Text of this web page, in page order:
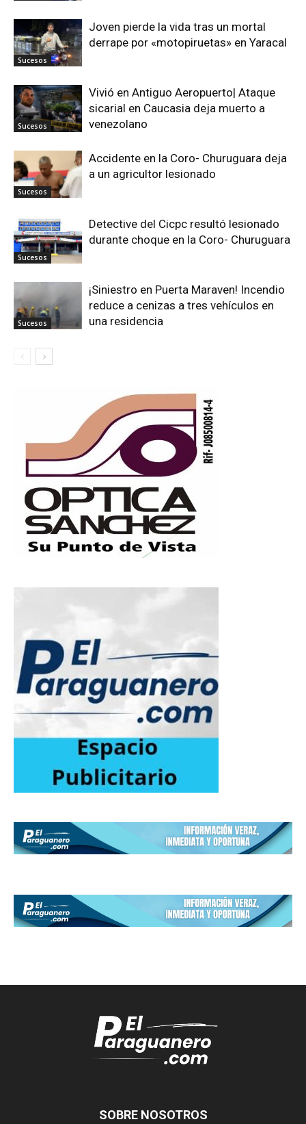
Sucesos
Joven pierde la vida tras un mortal
derrape por «motopiruetas» en Yaracal
Sucesos
Vivió en Antiguo Aeropuerto| Ataque
sicarial en Caucasia deja muerto a
venezolano
Sucesos
Accidente en la Coro- Churuguara deja
a un agricultor lesionado
Sucesos
Detective del Cicpc resultó lesionado
durante choque en la Coro- Churuguara
Sucesos
¡Siniestro en Puerta Maraven! Incendio
reduce a cenizas a tres vehículos en
una residencia
SOBRE NOSOTROS